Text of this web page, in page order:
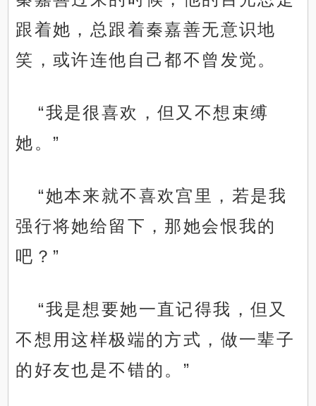
跟着她，总跟着秦嘉善无意识地
笑，或许连他自己都不曾发觉。
“我是很喜欢，但又不想束缚
她。”
“她本来就不喜欢宫里，若是我
强行将她给留下，那她会恨我的
吧？”
“我是想要她一直记得我，但又
不想用这样极端的方式，做一辈子
的好友也是不错的。”